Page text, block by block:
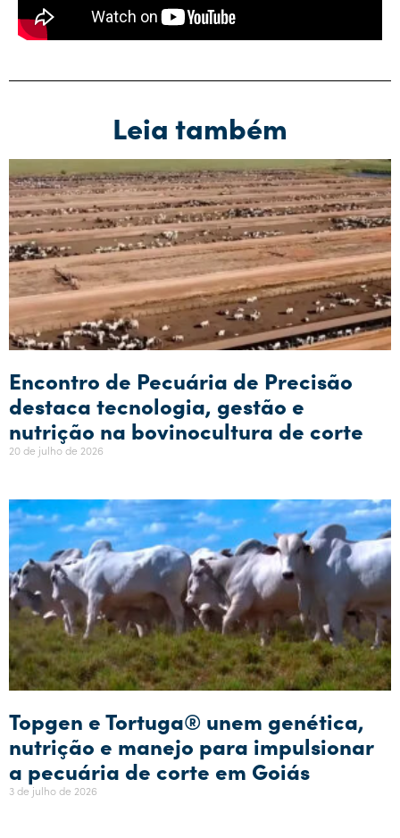
Leia também
Encontro de Pecuária de Precisão
destaca tecnologia, gestão e
nutrição na bovinocultura de corte
20 de julho de 2026
Topgen e Tortuga® unem genética,
nutrição e manejo para impulsionar
a pecuária de corte em Goiás
3 de julho de 2026